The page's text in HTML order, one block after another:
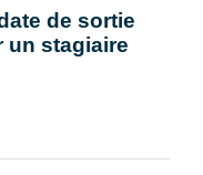
de sortie
un stagiaire